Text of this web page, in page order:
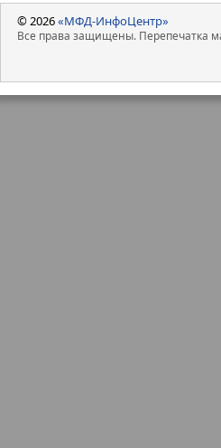
© 2026«МФД-ИнфоЦентр»
Все права защищены. Перепечатка